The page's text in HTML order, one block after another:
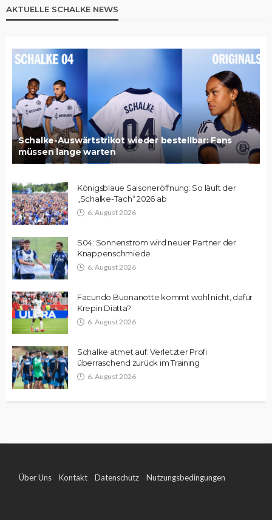
AKTUELLE SCHALKE NEWS
Schalke-Auswärtstrikot wieder bestellbar: Fans
müssen lange warten
Königsblaue Saisoneröffnung: So läuft der
„Schalke-Tach“ 2026 ab
6. August 2026
S04: Sonnenstrom wird neuer Partner der
Knappenschmiede
6. August 2026
Facundo Buonanotte kommt wohl nicht, dafür
Krepin Diatta?
6. August 2026
Schalke atmet auf: Verletzter Profi
überraschend zurück im Training
6. August 2026
Über Uns Kontakt Datenschutz Nutzungsbedingungen